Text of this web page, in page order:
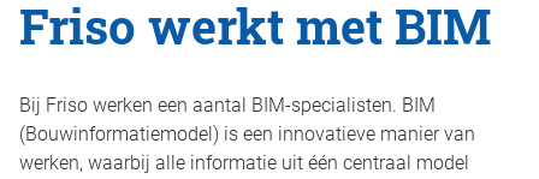
Duurzaam bouwen
Toelevering
Friso magazine
Friso werkt met BIM
Bij Friso werken een aantal BIM-specialisten. BIM
(Bouwinformatiemodel) is een innovatieve manier van
werken, waarbij alle informatie uit één centraal model